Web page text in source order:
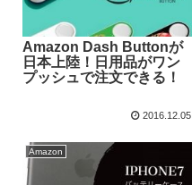
Amazon Dash Buttonが
日本上陸！日用品がワン
プッシュで注文できる！
2016.12.05
Amazon